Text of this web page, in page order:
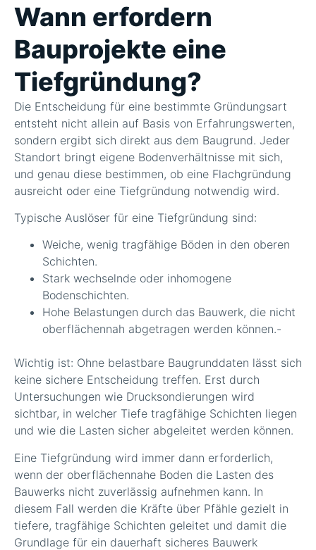
Wann erfordern
Bauprojekte eine
Tiefgründung?
Die Entscheidung für eine bestimmte Gründungsart
entsteht nicht allein auf Basis von Erfahrungswerten,
sondern ergibt sich direkt aus dem Baugrund. Jeder
Standort bringt eigene Bodenverhältnisse mit sich,
und genau diese bestimmen, ob eine Flachgründung
ausreicht oder eine Tiefgründung notwendig wird.
Typische Auslöser für eine Tiefgründung sind:
Weiche, wenig tragfähige Böden in den oberen
Schichten.
Stark wechselnde oder inhomogene
Bodenschichten.
Hohe Belastungen durch das Bauwerk, die nicht
oberflächennah abgetragen werden können.-
Wichtig ist: Ohne belastbare Baugrunddaten lässt sich
keine sichere Entscheidung treffen. Erst durch
Untersuchungen wie Drucksondierungen wird
sichtbar, in welcher Tiefe tragfähige Schichten liegen
und wie die Lasten sicher abgeleitet werden können.
Eine Tiefgründung wird immer dann erforderlich,
wenn der oberflächennahe Boden die Lasten des
Bauwerks nicht zuverlässig aufnehmen kann. In
diesem Fall werden die Kräfte über Pfähle gezielt in
tiefere, tragfähige Schichten geleitet und damit die
Grundlage für ein dauerhaft sicheres Bauwerk